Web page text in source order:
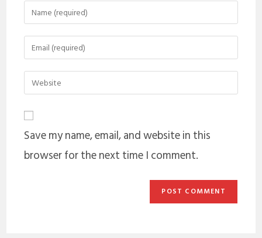
Save my name, email, and website in this
browser for the next time I comment.